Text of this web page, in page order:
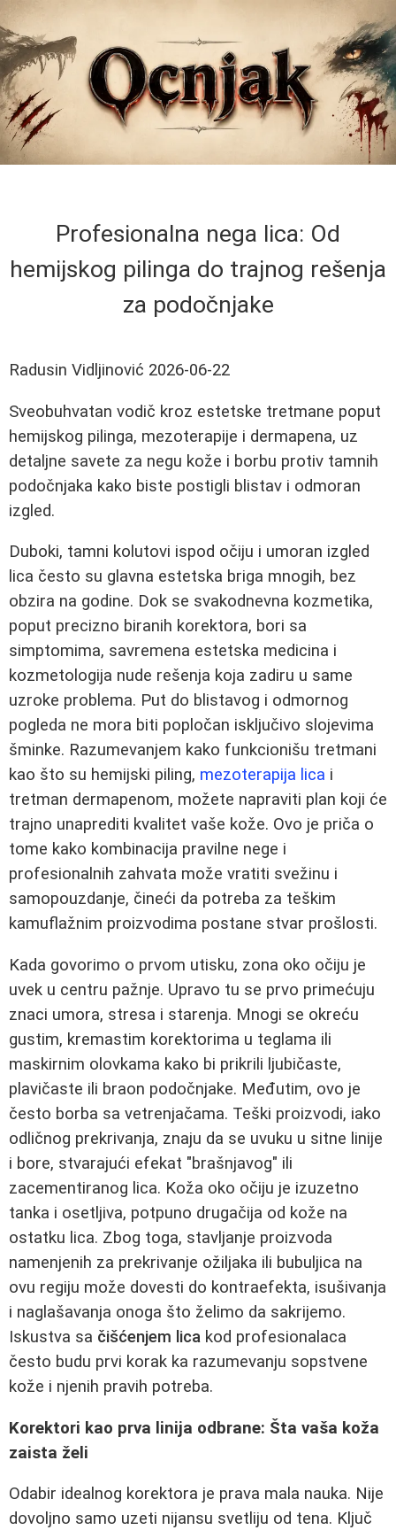
Profesionalna nega lica: Od
hemijskog pilinga do trajnog rešenja
za podočnjake
Radusin Vidljinović 2026-06-22
Sveobuhvatan vodič kroz estetske tretmane poput
hemijskog pilinga, mezoterapije i dermapena, uz
detaljne savete za negu kože i borbu protiv tamnih
podočnjaka kako biste postigli blistav i odmoran
izgled.
Duboki, tamni kolutovi ispod očiju i umoran izgled
lica često su glavna estetska briga mnogih, bez
obzira na godine. Dok se svakodnevna kozmetika,
poput precizno biranih korektora, bori sa
simptomima, savremena estetska medicina i
kozmetologija nude rešenja koja zadiru u same
uzroke problema. Put do blistavog i odmornog
pogleda ne mora biti popločan isključivo slojevima
šminke. Razumevanjem kako funkcionišu tretmani
kao što su hemijski piling, mezoterapija lica i
tretman dermapenom, možete napraviti plan koji će
trajno unaprediti kvalitet vaše kože. Ovo je priča o
tome kako kombinacija pravilne nege i
profesionalnih zahvata može vratiti svežinu i
samopouzdanje, čineći da potreba za teškim
kamuflažnim proizvodima postane stvar prošlosti.
Kada govorimo o prvom utisku, zona oko očiju je
uvek u centru pažnje. Upravo tu se prvo primećuju
znaci umora, stresa i starenja. Mnogi se okreću
gustim, kremastim korektorima u teglama ili
maskirnim olovkama kako bi prikrili ljubičaste,
plavičaste ili braon podočnjake. Međutim, ovo je
često borba sa vetrenjačama. Teški proizvodi, iako
odličnog prekrivanja, znaju da se uvuku u sitne linije
i bore, stvarajući efekat "brašnjavog" ili
zacementiranog lica. Koža oko očiju je izuzetno
tanka i osetljiva, potpuno drugačija od kože na
ostatku lica. Zbog toga, stavljanje proizvoda
namenjenih za prekrivanje ožiljaka ili bubuljica na
ovu regiju može dovesti do kontraefekta, isušivanja
i naglašavanja onoga što želimo da sakrijemo.
Iskustva sa čišćenjem lica kod profesionalaca
često budu prvi korak ka razumevanju sopstvene
kože i njenih pravih potreba.
Korektori kao prva linija odbrane: Šta vaša koža
zaista želi
Odabir idealnog korektora je prava mala nauka. Nije
dovoljno samo uzeti nijansu svetliju od tena. Ključ